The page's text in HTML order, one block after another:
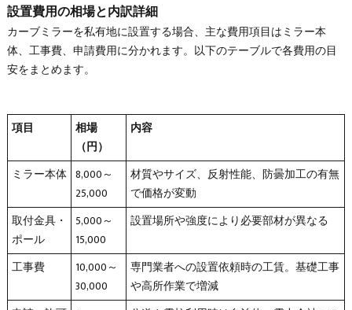
設置費用の相場と内訳詳細
カーブミラーを私有地に設置する場合、主な費用項目はミラー本
体、工事費、申請費用に分かれます。以下のテーブルで各費用の目
安をまとめます。
項目
相場
（円）
内容
ミラー本体 8,000～
25,000
材質やサイズ、反射性能、防曇加工の有無
で価格が変動
取付金具・
ポール
5,000～
15,000
設置場所や強度により必要部材が異なる
工事費
10,000～
30,000
専門業者への設置依頼時の工賃。基礎工事
や高所作業で増減